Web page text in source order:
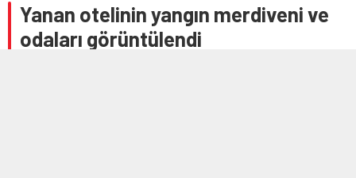
Yanan otelinin yangın merdiveni ve
odaları görüntülendi